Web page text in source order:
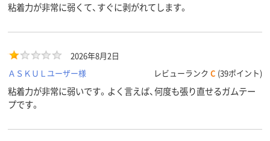
粘着力が非常に弱くて、すぐに剥がれてします。
2026年8月2日
ＡＳＫＵＬユーザー様
レビューランク C (39ポイント)
粘着力が非常に弱いです。よく言えば、何度も張り直せるガムテー
プです。